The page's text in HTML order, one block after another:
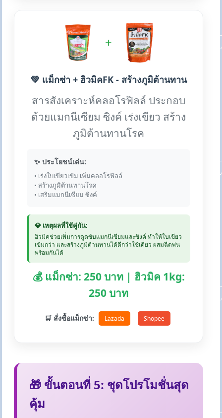
+
💚 แม็กซ่า + ฮิวมิคFK - สร้างภูมิต้านทาน
สารสังเคราะห์คลอโรฟิลล์ ประกอบ
ด้วยแมกนีเซียม ซิงค์ เร่งเขียว สร้าง
ภูมิต้านทานโรค
✨ ประโยชน์เด่น:
• เร่งใบเขียวเข้ม เพิ่มคลอโรฟิลล์
• สร้างภูมิต้านทานโรค
• เสริมแมกนีเซียม ซิงค์
💎 เหตุผลที่ใช้คู่กัน:
ฮิวมิคช่วยเพิ่มการดูดซับแมกนีเซียมและซิงค์ ทำให้ใบเขียว
เข้มกว่า และสร้างภูมิต้านทานได้ดีกว่าใช้เดี่ยว ผสมฉีดพ่น
พร้อมกันได้
💰 แม็กซ่า: 250 บาท | ฮิวมิค 1kg:
250 บาท
🛒 สั่งซื้อแม็กซ่า: Lazada Shopee
🎁 ขั้นตอนที่ 5: ชุดโปรโมชั่นสุด
คุ้ม